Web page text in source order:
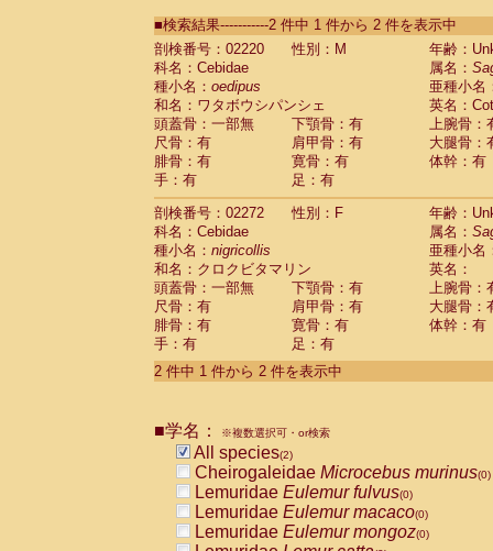
CebidaeSaguinus labiatus(0)
Cebidae Saguinus leucopus (0)
Cebidae
Cebidae
CebidaeSaguinus nigricollis (1)
Cebidae Saguinus oedipus
Cebidae Saguinus weddelli
Cebidae Saguinusspp.
Cebidae Aotus trivirgatus
Cebidae Cebus albifrons
Cebidae
CebidaeCebus capucinus
CebidaeCebus nigrivittatus
Cebidae Cebusspp.(0)
Cebidae Saimiri boliviensis
Cebidae Saimiri sciureus
Atelidae Alouatta caraya
AtelidaeAlouatta fusca
AtelidaeAlouatta seniculus
AtelidaeAteles belzebuth
AtelidaeAteles geoffroyi
AtelidaeAteles paniscus(0)
AtelidaeAtelesspp. (0)
AtelidaeLagothrix lagothricha
AtelidaeLagothrix lagothricha cana
PitheciidaeCacajao calvus
■検索結果-----------2 件中 1 件から 2 件を表示中
剖検番号：02220
性別：M
年齢：
科名：Cebidae
属名：
種小名： oedipus
亜種小名
和名：ワタボウシパンシェ
英名：
頭蓋骨：一部無
下顎骨：有
上腕骨：
尺骨：有
肩甲骨：有
大腿骨：
腓骨：有
寛骨：有
体幹：有
手：有
足：有
剖検番号：02272
性別：F
年齢：
科名：Cebidae
属名：
種小名： nigricollis
亜種小名
和名：クロクビタマリン
英名：
頭蓋骨：一部無
下顎骨：有
上腕骨：
尺骨：有
肩甲骨：有
大腿骨：
腓骨：有
寛骨：有
体幹：有
手：有
足：有
2 件中 1 件から 2 件を表示中
■学名： ※複数選択可・or検索
All species(2)
Cheirogaleidae Microcebus murinus(0)
Lemuridae Eulemur fulvus(0)
Lemuridae Eulemur macaco(0)
Lemuridae Eulemur mongoz(0)